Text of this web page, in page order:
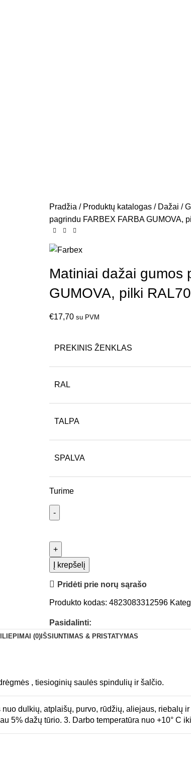
Pradžia Produktų katalogas Dažai
pagrindu FARBEX FARBA GUMOVA,
Matiniai dažai gumos
GUMOVA, pilki
€17,70 su PVM
PREKINIS ŽENKLAS
RAL
TALPA
SPALVA
Turime
Į krepšelį
Pridėti prie norų sąrašo
Produkto kodas: 4823083312596
Pasidalinti:
(0)IŠSIUNTIMAS & PRISTATYMAS
, tiesioginių saulės spindulių ir šalčio.
dulkių, atplaišų, purvo, rūdžių, aliejaus, riebalų
5% dažų tūrio. 3. Darbo temperatūra nuo +10° C